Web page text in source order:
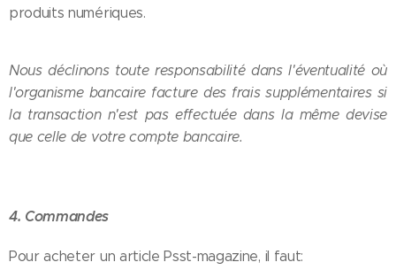
produits numériques.
Nous déclinons toute responsabilité dans l'éventualité où
l'organisme bancaire facture des frais supplémentaires si
la transaction n'est pas effectuée dans la même devise
que celle de votre compte bancaire.
4. Commandes
Pour acheter un article Psst-magazine, il faut: